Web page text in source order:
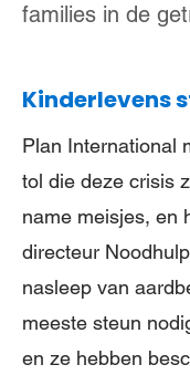
families in de
Kinderlevens
Plan International
tol die deze crisis
name meisjes, en
directeur
nasleep van
meeste steun
en ze hebben